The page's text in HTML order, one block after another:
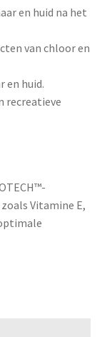
en huid na het
van chloor en
en huid.
recreatieve
Vitamine E,